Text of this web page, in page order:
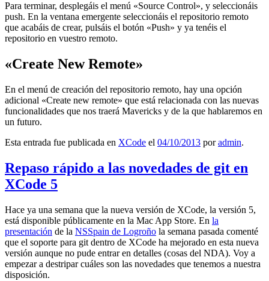
Para terminar, desplegáis el menú «Source Control», y seleccionáis
push. En la ventana emergente seleccionáis el repositorio remoto
que acabáis de crear, pulsáis el botón «Push» y ya tenéis el
repositorio en vuestro remoto.
«Create New Remote»
En el menú de creación del repositorio remoto, hay una opción
adicional «Create new remote» que está relacionada con las nuevas
funcionalidades que nos traerá Mavericks y de la que hablaremos en
un futuro.
Esta entrada fue publicada en XCode el 04/10/2013 poradmin.
Repaso rápido a las novedades de git en
XCode 5
Hace ya una semana que la nueva versión de XCode, la versión 5,
está disponible públicamente en la Mac App Store. En la
presentación de la NSSpain de Logroño la semana pasada comenté
que el soporte para git dentro de XCode ha mejorado en esta nueva
versión aunque no pude entrar en detalles (cosas del NDA). Voy a
empezar a destripar cuáles son las novedades que tenemos a nuestra
disposición.